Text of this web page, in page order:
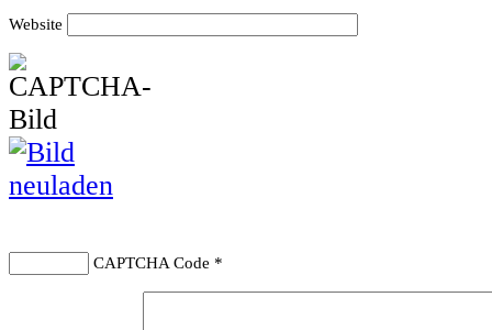
Website
CAPTCHA Code *